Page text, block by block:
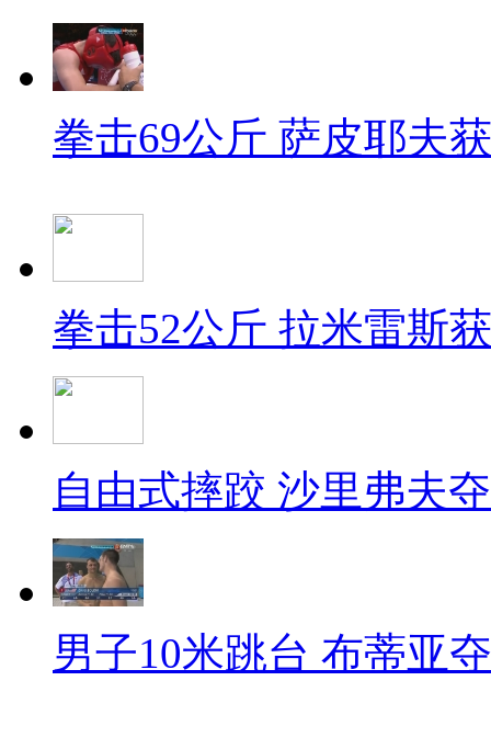
拳击69公斤 萨皮耶夫
拳击52公斤 拉米雷斯
自由式摔跤 沙里弗夫
男子10米跳台 布蒂亚